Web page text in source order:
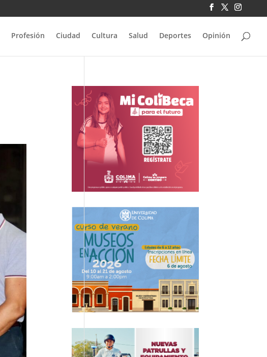
Profesión Ciudad Cultura Salud Deportes Opinión